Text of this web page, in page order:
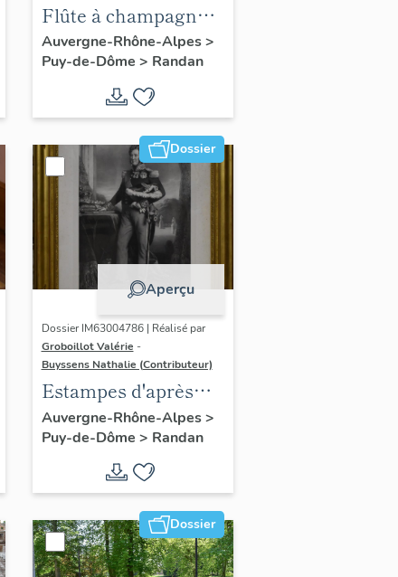
Flûte à champagne
n° 9
Auvergne-Rhône-Alpes>
Puy-de-Dôme > Randan
Dossier
Aperçu
Dossier IM63004786 | Réalisé par
Groboillot Valérie -
Buyssens Nathalie (Contributeur)
Estampes d'après
Franz Xaver
Winterhalter (2) :
Portrait de Louis
Philippe Ier, roi des
Français
Auvergne-Rhône-Alpes>
Puy-de-Dôme > Randan
Dossier